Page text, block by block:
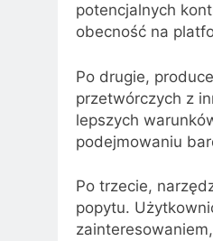
potencjalnych
obecność na
Po drugie,
przetwórczych z
lepszych
podejmowaniu
Po trzecie,
popytu.